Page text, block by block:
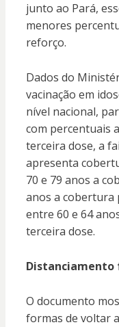
junto ao Pará,
menores
reforço.
Dados do
vacinação em
nível nacional,
com percentuais
terceira dose, a
apresenta
70 e 79 anos a
anos a cobertura
entre 60 e 64
terceira dose.
Distanciamento
O documento
formas de voltar